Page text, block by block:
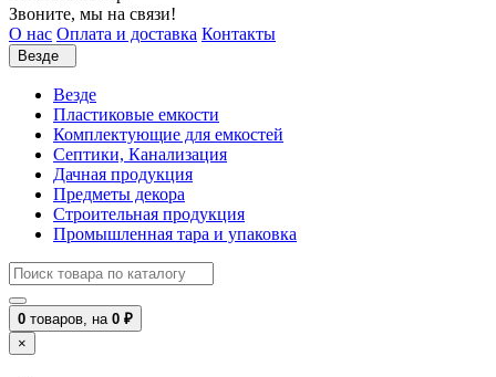
Звоните, мы на связи!
О нас Оплата и доставка Контакты
Везде
Везде
Пластиковые емкости
Комплектующие для емкостей
Септики, Канализация
Дачная продукция
Предметы декора
Строительная продукция
Промышленная тара и упаковка
0 товаров, на 0 ₽
×